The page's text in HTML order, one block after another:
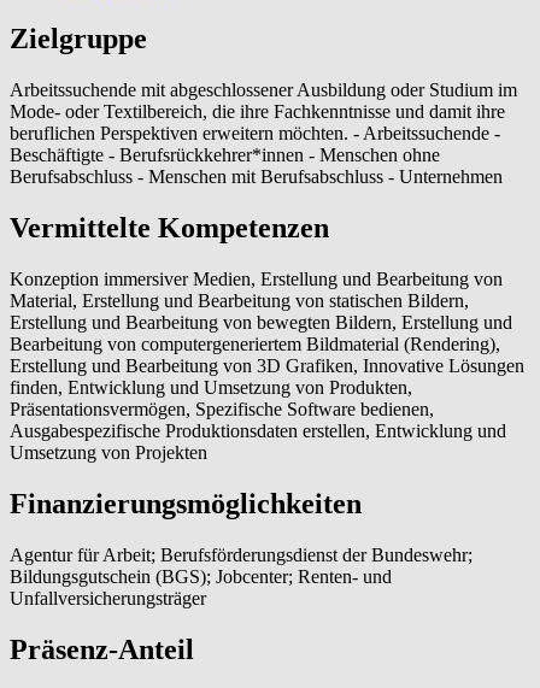
Zielgruppe
Arbeitssuchende mit abgeschlossener Ausbildung oder Studium im
Mode- oder Textilbereich, die ihre Fachkenntnisse und damit ihre
beruflichen Perspektiven erweitern möchten. - Arbeitssuchende -
Beschäftigte - Berufsrückkehrer*innen - Menschen ohne
Berufsabschluss - Menschen mit Berufsabschluss - Unternehmen
Vermittelte Kompetenzen
Konzeption immersiver Medien, Erstellung und Bearbeitung von
Material, Erstellung und Bearbeitung von statischen Bildern,
Erstellung und Bearbeitung von bewegten Bildern, Erstellung und
Bearbeitung von computergeneriertem Bildmaterial (Rendering),
Erstellung und Bearbeitung von 3D Grafiken, Innovative Lösungen
finden, Entwicklung und Umsetzung von Produkten,
Präsentationsvermögen, Spezifische Software bedienen,
Ausgabespezifische Produktionsdaten erstellen, Entwicklung und
Umsetzung von Projekten
Finanzierungsmöglichkeiten
Agentur für Arbeit; Berufsförderungsdienst der Bundeswehr;
Bildungsgutschein (BGS); Jobcenter; Renten- und
Unfallversicherungsträger
Präsenz-Anteil